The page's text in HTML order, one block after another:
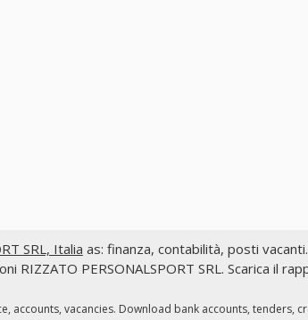
SRL, Italia as: finanza, contabilità, posti
PERSONALSPORT SRL. Scarica il
accounts, vacancies. Download bank accounts, tenders,